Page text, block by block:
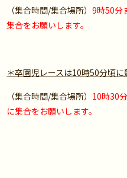
（集合時間/集合場所）9時50分
集合をお願いします。
＊卒園児レースは10時50分頃に
（集合時間/集合場所） 10時30
に集合をお願いします。